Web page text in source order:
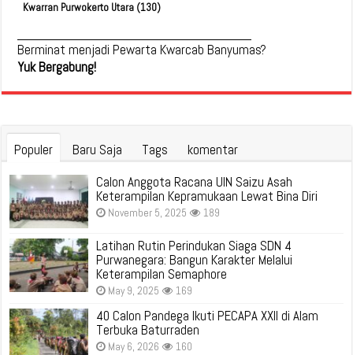
Kwarran Purwokerto Utara (130)
Berminat menjadi Pewarta Kwarcab Banyumas?
Yuk Bergabung!
Populer Baru Saja Tags
komentar
Calon Anggota Racana UIN Saizu Asah
Keterampilan Kepramukaan Lewat Bina Diri
November 5, 2025 189
Latihan Rutin Perindukan Siaga SDN 4
Purwanegara: Bangun Karakter Melalui
Keterampilan Semaphore
May 9, 2025 169
40 Calon Pandega Ikuti PECAPA XXII di Alam
Terbuka Baturraden
May 6, 2026 160